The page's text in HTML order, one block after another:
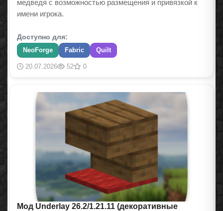
медведя с возможностью размещения и привязкой к
имени игрока.
Доступно для:
NeoForge Fabric Quilt
20.07.2026 52 0
Мод Underlay 26.2/1.21.11 (декоративные